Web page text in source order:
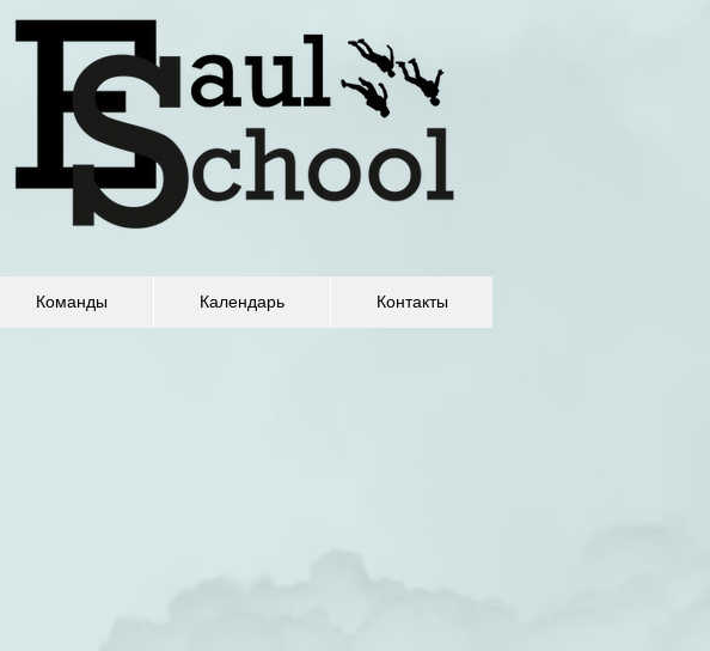
Команды Календарь Контакты